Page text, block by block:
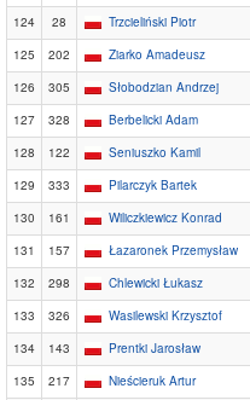
124
28 Trzcieliński Piotr
125
202 Ziarko Amadeusz
126
305 Słobodzian Andrzej
127
328 Berbelicki Adam
128
122 Seniuszko Kamil
129
333 Pilarczyk Bartek
130
161 Wiliczkiewicz Konrad
131
157 Łazaronek Przemysław
132
298 Chlewicki Łukasz
133
326 Wasilewski Krzysztof
134
143 Prentki Jarosław
135
217 Nieścieruk Artur